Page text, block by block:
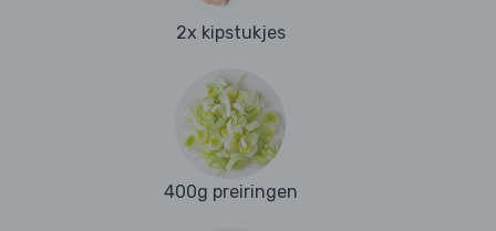
2x kipstukjes
400g preiringen